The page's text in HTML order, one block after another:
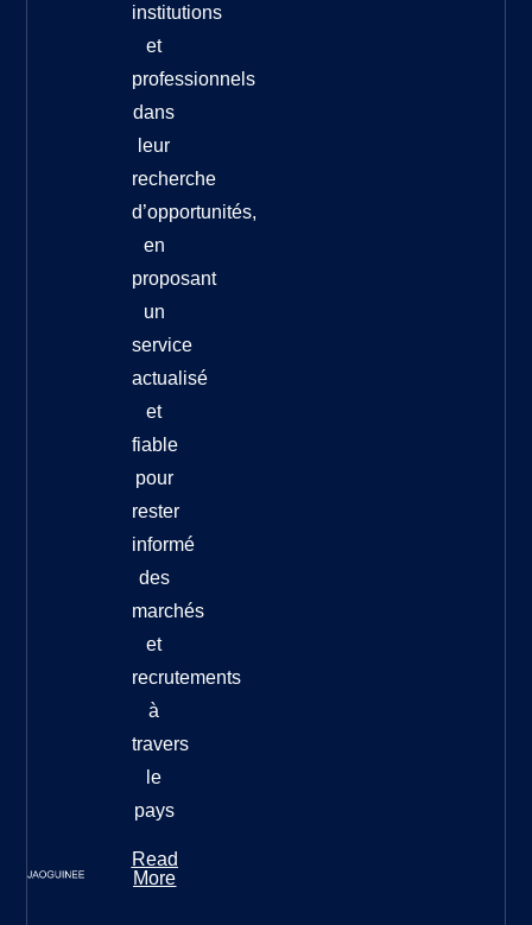
institutions
et
professionnels
dans
leur
recherche
d’opportunités,
en
proposant
un
service
actualisé
et
fiable
pour
rester
informé
des
marchés
et
recrutements
à
travers
le
pays
Read
More